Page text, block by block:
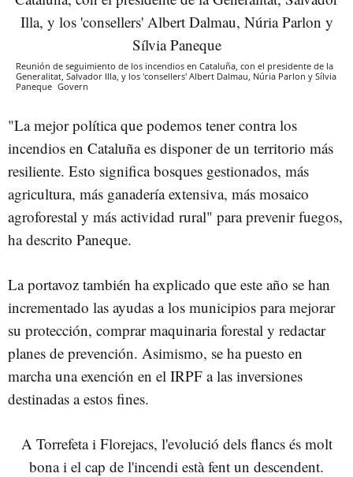
Reunión de seguimiento de los incendios en Cataluña, con el presidente de la
Generalitat, Salvador Illa, y los 'consellers' Albert Dalmau, Núria Parlon y Sílvia
Paneque Govern
"La mejor política que podemos tener contra los
incendios en Cataluña es disponer de un territorio más
resiliente. Esto significa bosques gestionados, más
agricultura, más ganadería extensiva, más mosaico
agroforestal y más actividad rural" para prevenir fuegos,
ha descrito Paneque.
La portavoz también ha explicado que este año se han
incrementado las ayudas a los municipios para mejorar
su protección, comprar maquinaria forestal y redactar
planes de prevención. Asimismo, se ha puesto en
marcha una exención en el IRPF a las inversiones
destinadas a estos fines.
A Torrefeta i Florejacs, l'evolució dels flancs és molt
bona i el cap de l'incendi està fent un descendent.